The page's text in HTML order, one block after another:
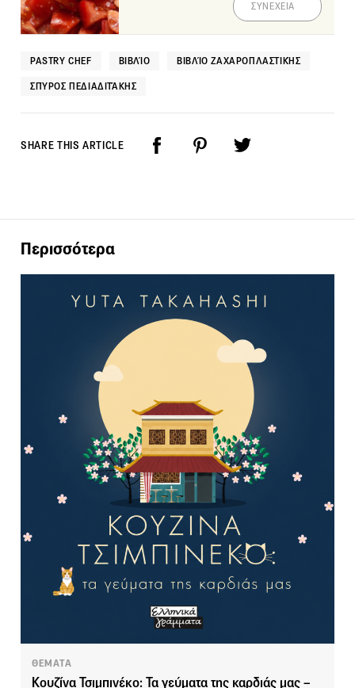
ΣΥΝΕΧΕΙΑ
PASTRY CHEF ΒΙΒΛΊΟ ΒΙΒΛΊΟ ΖΑΧΑΡΟΠΛΑΣΤΙΚΉΣ
ΣΠΎΡΟΣ ΠΕΔΙΑΔΙΤΆΚΗΣ
SHARE THIS ARTICLE
Περισσότερα
ΘΕΜΑΤΑ
Κουζίνα Τσιμπινέκο: Τα γεύματα της καρδιάς μας –